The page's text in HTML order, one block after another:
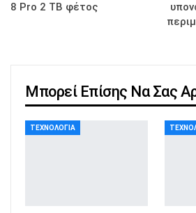
8 Pro 2 TB φέτος
Μπορεί Επίσης Να Σας
ΤΕΧΝΟΛΟΓΊΑ